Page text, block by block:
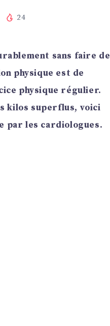
24
sans faire de
physique est de
physique régulier.
kilos superflus, voici
par les cardiologues.